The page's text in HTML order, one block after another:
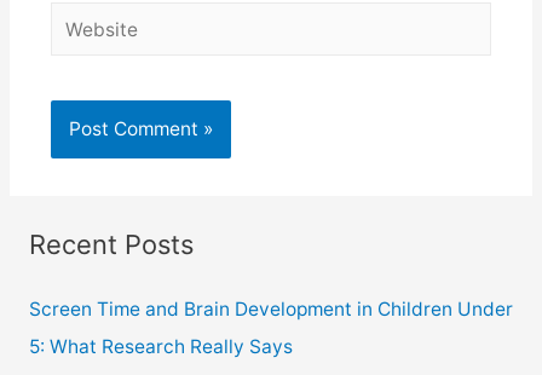
Recent Posts
Screen Time and Brain Development in Children Under
5: What Research Really Says